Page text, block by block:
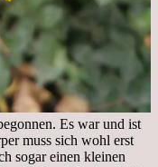
Es war und ist
muss sich wohl erst
sogar einen kleinen